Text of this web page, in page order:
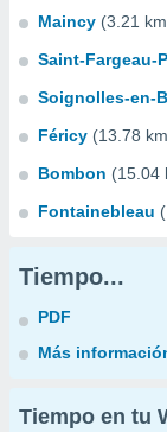
Maincy (3.21
Saint-Fargeau-
Soignolles-en-
Féricy (13.78
Bombon (15.04
Fontainebleau
Tiempo...
PDF
Más
Tiempo en tu